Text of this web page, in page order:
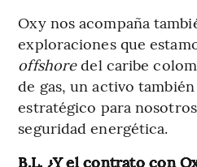
Oxy nos acompaña
exploraciones que
offshoredel caribe
de gas, un activo
estratégico para
seguridad energética.
B.L. ¿Y el contrato con